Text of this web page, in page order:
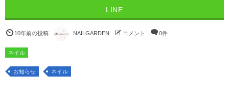
LINE
10年前の投稿 NAILGARDEN コメント 0件
ネイル
お知らせ ネイル